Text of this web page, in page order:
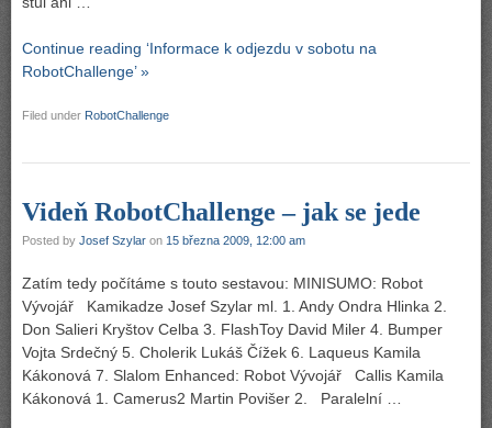
Continue reading ‘Informace k odjezdu v sobotu na
RobotChallenge’ »
Filed under RobotChallenge
Videň RobotChallenge – jak se jede
Posted by Josef Szylar on 15 března 2009, 12:00 am
Zatím tedy počítáme s touto sestavou: MINISUMO: Robot
Vývojář Kamikadze Josef Szylar ml. 1. Andy Ondra Hlinka 2.
Don Salieri Kryštov Celba 3. FlashToy David Miler 4. Bumper
Vojta Srdečný 5. Cholerik Lukáš Čížek 6. Laqueus Kamila
Kákonová 7. Slalom Enhanced: Robot Vývojář Callis Kamila
Kákonová 1. Camerus2 Martin Povišer 2. Paralelní …